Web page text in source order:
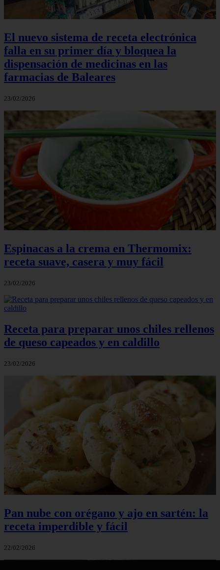
El nuevo sistema de receta electrónica
falla en su primer día y bloquea la
dispensación de medicinas en las
farmacias de Baleares
23/02/2026
Espinacas a la crema en Thermomix:
receta suave, casera y muy fácil
23/02/2026
Receta para preparar unos chiles rellenos
de queso capeados y en caldillo
23/02/2026
Pan nube con orégano y ajo en sartén: la
receta imperdible y fácil
22/02/2026